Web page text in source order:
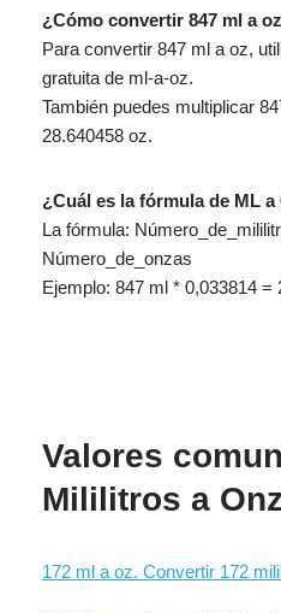
¿Cómo convertir 847 ml a
Para convertir 847 ml a oz,
gratuita de ml-a-oz.
También puedes multiplicar
28.640458 oz.
¿Cuál es la fórmula de ML a
La fórmula:
Número_de_onzas
Ejemplo: 847 ml * 0,033814 =
Valores
Mililitros a
172 ml a oz. Convertir 172